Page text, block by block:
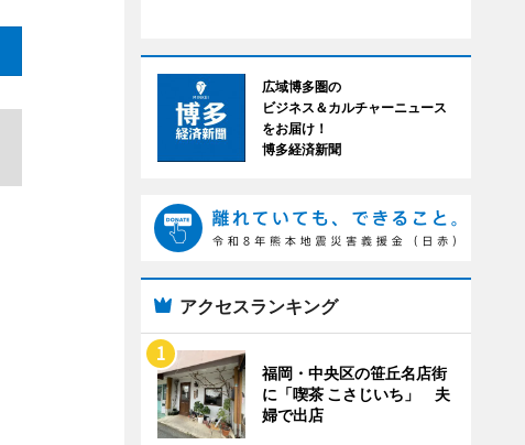
広域博多圏の
ビジネス＆カルチャーニュース
をお届け！
博多経済新聞
アクセスランキング
福岡・中央区の笹丘名店街
に「喫茶 こさじいち」 夫
婦で出店